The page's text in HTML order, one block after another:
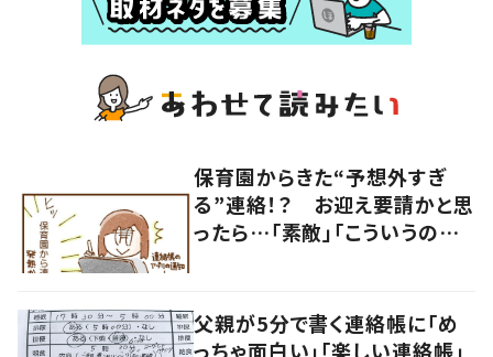
保育園からきた“予想外すぎ
る”連絡！？ お迎え要請かと思
ったら…「素敵」「こういうの嬉
父親が5分で書く連絡帳に「め
っちゃ面白い」「楽しい連絡帳」